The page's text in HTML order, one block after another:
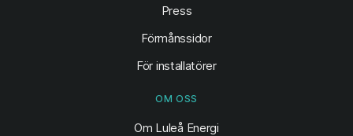
Press
Förmånssidor
För installatörer
OM OSS
Om Luleå Energi